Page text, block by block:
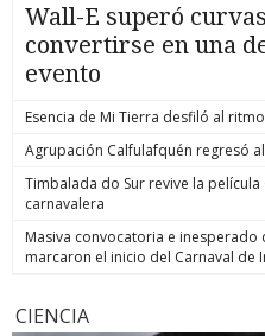
Wall-E superó
convertirse en una
evento
Esencia de Mi Tierra desfiló al
Agrupación Calfulafquén regresó
Timbalada do Sur revive la
carnavalera
Masiva convocatoria e
marcaron el inicio del Carnaval de
CIENCIA